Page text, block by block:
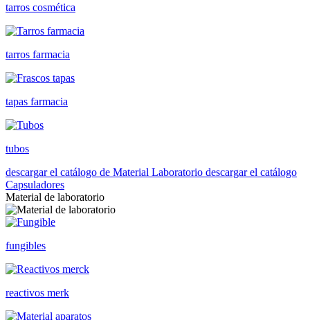
tarros cosmética
tarros farmacia
tapas farmacia
tubos
descargar el catálogo de Material Laboratorio descargar el catálogo
Capsuladores
Material de laboratorio
fungibles
reactivos merk